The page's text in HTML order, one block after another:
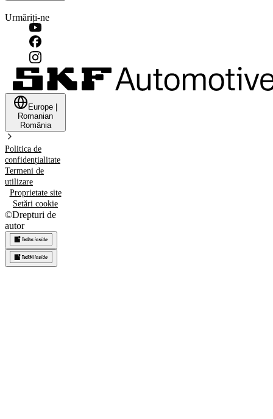
Urmăriți-ne
Europe
Romanian
România
Politica de
confidențialitate
Termeni de
utilizare
Proprietate site
Setări cookie
©Drepturi de
autor